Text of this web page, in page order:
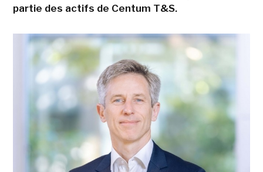
partie des actifs de Centum T&S.